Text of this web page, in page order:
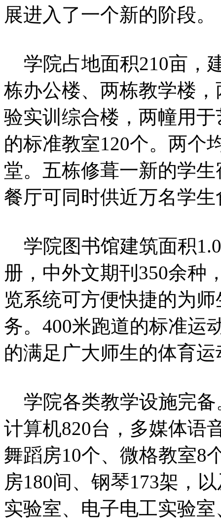
展进入了一个新的阶段。
学院占地面积210亩，
栋办公楼、两栋教学楼
验实训综合楼，两幢用
的标准教室120个。两个
堂。五栋修葺一新的学
餐厅可同时供近万名学生
学院图书馆建筑面积
册，中外文期刊350余种
览系统可方便快捷的为
务。400米跑道的标准运
的满足广大师生的体育
学院各类教学设施完备
计算机820台，多媒体语
舞蹈房10个、微格教室8
房180间、钢琴173架，
实验室、电子电工实验